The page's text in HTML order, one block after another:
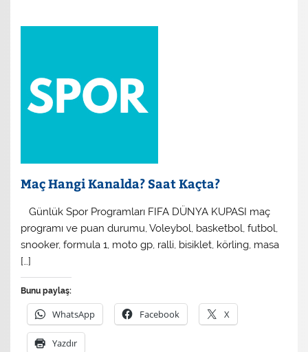
Maç Hangi Kanalda? Saat Kaçta?
​ Günlük Spor Programları FIFA DÜNYA KUPASI maç
programı ve puan durumu, Voleybol, basketbol, futbol,
snooker, formula 1, moto gp, ralli, bisiklet, körling, masa
[…]
Bunu paylaş:
WhatsApp Facebook X
Yazdır